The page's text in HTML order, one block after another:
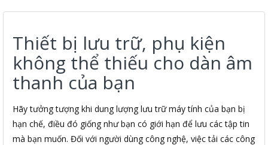
Thiết bị lưu trữ, phụ kiện
không thể thiếu cho dàn âm
thanh của bạn
Hãy tưởng tượng khi dung lượng lưu trữ máy tính của bạn bị
hạn chế, điều đó giống như bạn có giới hạn để lưu các tập tin
mà bạn muốn. Đối với người dùng công nghệ, việc tải các công